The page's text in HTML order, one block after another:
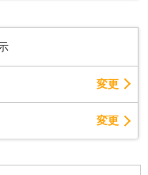
変更
変更